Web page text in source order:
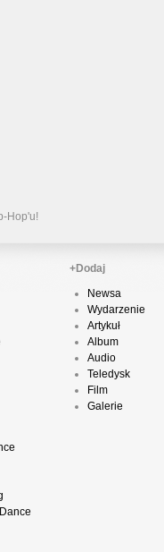
Hop'u!
+Dodaj
Newsa
Wydarzenie
Artykuł
Album
Audio
Teledysk
Film
Galerie